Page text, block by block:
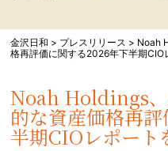
金沢日和 > プレスリリース > Noah
格再評価に関する2026年下半期CIO
Noah Holdings
的な資産価格再
半期CIOレポート